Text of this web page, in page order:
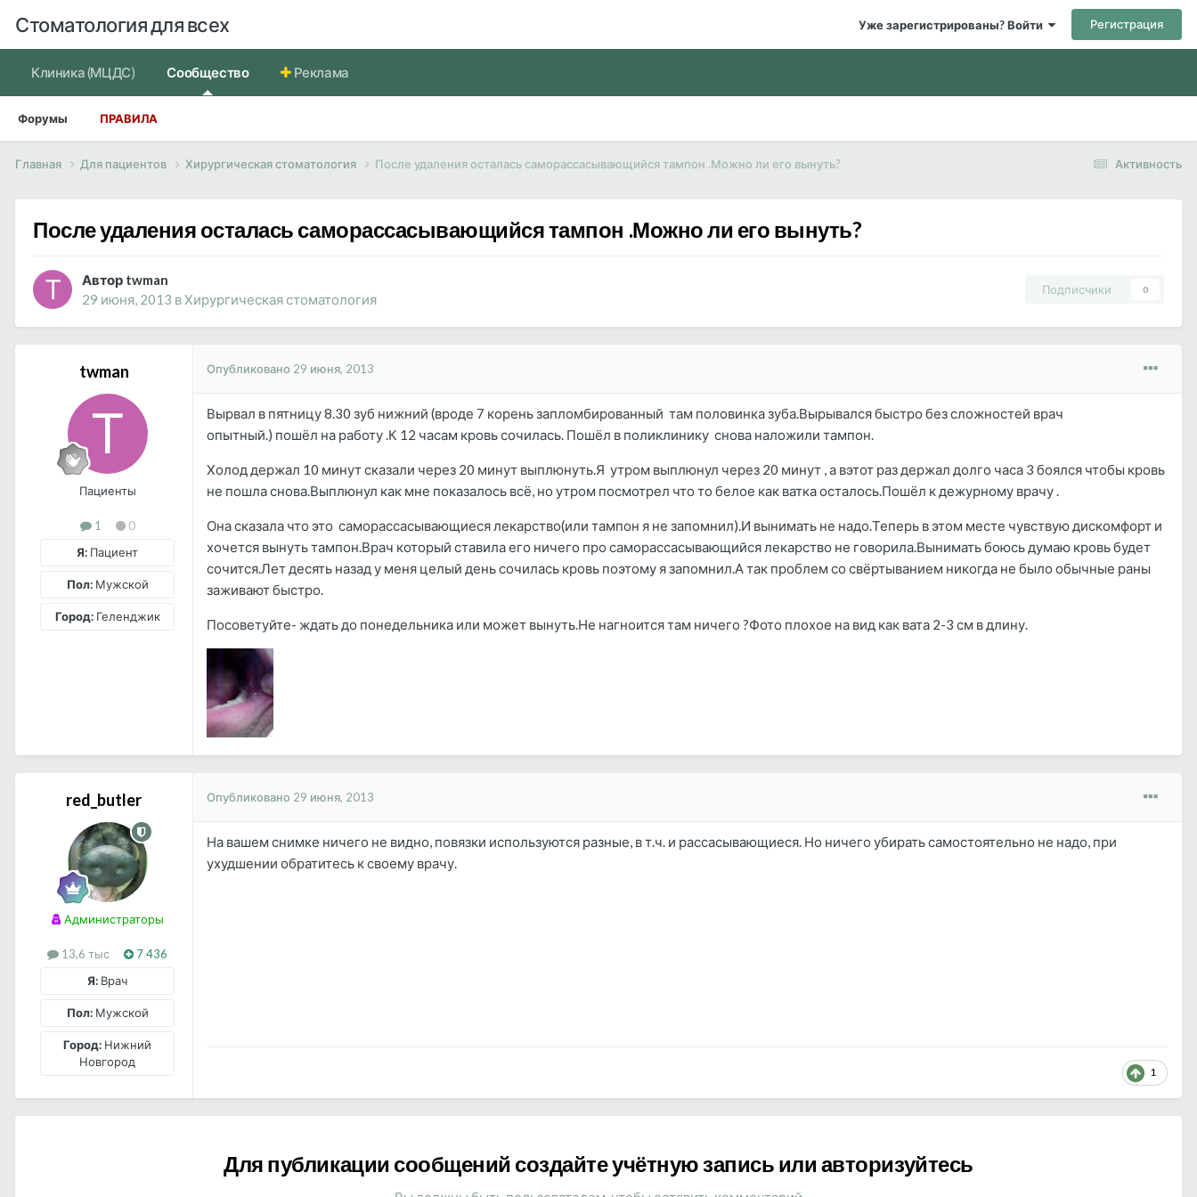
Стоматология для всех Уже зарегистрированы? Войти Регистрация
Клиника (МЦДС) Сообщество
Форумы ПРАВИЛА
Реклама
Активность
Главная Для пациентов Хирургическая стоматология После удаления осталась саморассасывающийся тампон .Можно ли его вынуть?
После удаления осталась саморассасывающийся тампон .Можно ли его вынуть?
Автор twman
29 июня, 2013 вХирургическая стоматология
Подписчики 0
twman
Пациенты
1
0
Я: Пациент
Пол:Мужской
Город:Геленджик
Опубликовано 29 июня, 2013
Вырвал в пятницу 8.30 зуб нижний (вроде 7 корень запломбированный там половинка зуба.Вырывался быстро без сложностей врач
опытный.) пошёл на работу .К 12 часам кровь сочилась. Пошёл в поликлинику снова наложили тампон.
Холод держал 10 минут сказали через 20 минут выплюнуть.Я утром выплюнул через 20 минут , а вэтот раз держал долго часа 3 боялся чтобы кровь
не пошла снова.Выплюнул как мне показалось всё, но утром посмотрел что то белое как ватка осталось.Пошёл к дежурному врачу .
Она сказала что это саморассасывающиеся лекарство(или тампон я не запомнил).И вынимать не надо.Теперь в этом месте чувствую дискомфорт и
хочется вынуть тампон.Врач который ставила его ничего про саморассасывающийся лекарство не говорила.Вынимать боюсь думаю кровь будет
сочится.Лет десять назад у меня целый день сочилась кровь поэтому я запомнил.А так проблем со свёртыванием никогда не было обычные раны
заживают быстро.
Посоветуйте- ждать до понедельника или может вынуть.Не нагноится там ничего ?Фото плохое на вид как вата 2-3 см в длину.
red_butler
Администраторы
13,6 тыс
7 436
Я: Врач
Пол:Мужской
Город: Нижний
Новгород
Опубликовано 29 июня, 2013
На вашем снимке ничего не видно, повязки используются разные, в т.ч. и рассасывающиеся. Но ничего убирать самостоятельно не надо, при
ухудшении обратитесь к своему врачу.
1
Для публикации сообщений создайте учётную запись или авторизуйтесь